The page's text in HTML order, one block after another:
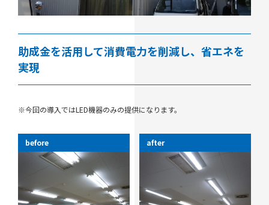
助成金を活用して消費電力を削減し、省エネを
実現
※今回の導入ではLED機器のみの提供になります。
before after